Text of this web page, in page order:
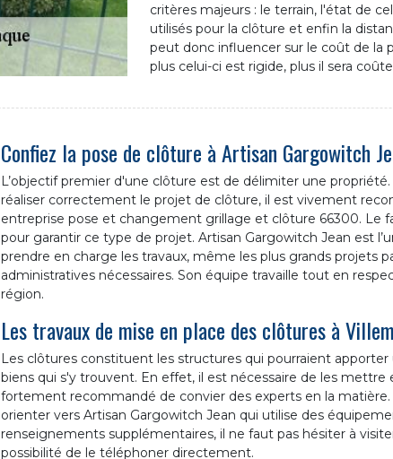
critères majeurs : le terrain, l'état de
utilisés pour la clôture et enfin la
peut donc influencer sur le coût de la
plus celui-ci est rigide, plus il sera
Confiez la pose de clôture à Artisan Gargowitch
L’objectif premier d'une clôture est de délimiter une
réaliser correctement le projet de clôture, il est vivement
entreprise pose et changement grillage et clôture 66300. Le
pour garantir ce type de projet. Artisan Gargowitch Jean est
prendre en charge les travaux, même les plus grands projets
administratives nécessaires. Son équipe travaille tout en
région.
Les travaux de mise en place des clôtures à
Les clôtures constituent les structures qui pourraient
biens qui s'y trouvent. En effet, il est nécessaire de les mettre
fortement recommandé de convier des experts en la
orienter vers Artisan Gargowitch Jean qui utilise des
renseignements supplémentaires, il ne faut pas hésiter à
possibilité de le téléphoner directement.